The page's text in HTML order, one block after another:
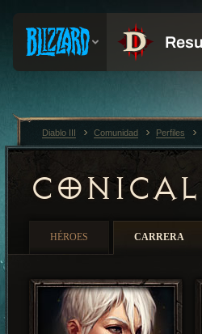
CONICAL
HÉROES CARRERA
Diablo III Comunidad Perfiles